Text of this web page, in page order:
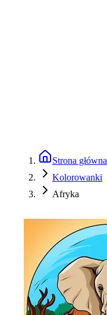
Strona główna
Kolorowanki
Afryka